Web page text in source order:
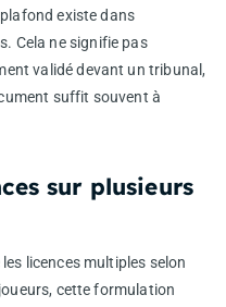
existe dans
Cela ne signifie pas
validé devant un tribunal,
suffit souvent à
sur plusieurs
licences multiples selon
cette formulation